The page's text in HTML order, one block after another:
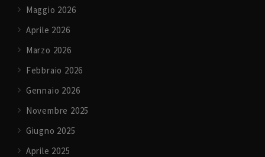
Maggio 2026
Aprile 2026
Marzo 2026
Febbraio 2026
Gennaio 2026
Novembre 2025
Giugno 2025
Aprile 2025